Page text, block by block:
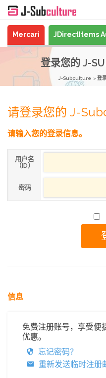
Mercari JDirectItems
登录您的 J-
J-Subculture 登
请登录您的 J-
请输入您的登录信息。
用户名
（ID）
密码
信息
免费注册账号，享受便
优惠。
忘记密码？
重新发送临时注册